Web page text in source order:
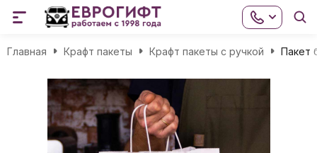
Главная Крафт пакеты Крафт пакеты с ручкой Пакет